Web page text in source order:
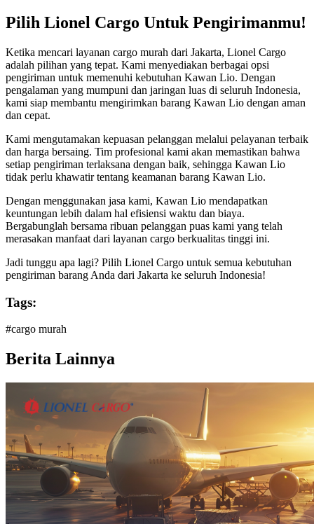
Pilih Lionel Cargo Untuk Pengirimanmu!
Ketika mencari layanan cargo murah dari Jakarta, Lionel Cargo
adalah pilihan yang tepat. Kami menyediakan berbagai opsi
pengiriman untuk memenuhi kebutuhan Kawan Lio. Dengan
pengalaman yang mumpuni dan jaringan luas di seluruh Indonesia,
kami siap membantu mengirimkan barang Kawan Lio dengan aman
dan cepat.
Kami mengutamakan kepuasan pelanggan melalui pelayanan terbaik
dan harga bersaing. Tim profesional kami akan memastikan bahwa
setiap pengiriman terlaksana dengan baik, sehingga Kawan Lio
tidak perlu khawatir tentang keamanan barang Kawan Lio.
Dengan menggunakan jasa kami, Kawan Lio mendapatkan
keuntungan lebih dalam hal efisiensi waktu dan biaya.
Bergabunglah bersama ribuan pelanggan puas kami yang telah
merasakan manfaat dari layanan cargo berkualitas tinggi ini.
Jadi tunggu apa lagi? Pilih Lionel Cargo untuk semua kebutuhan
pengiriman barang Anda dari Jakarta ke seluruh Indonesia!
Tags:
#cargo murah
Berita Lainnya